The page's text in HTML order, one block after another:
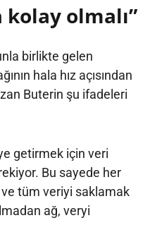
olmalı”
birlikte gelen
hala hız açısından
Buterin şu ifadeleri
getirmek için veri
Bu sayede her
ve tüm veriyi saklamak
ağ, veryi